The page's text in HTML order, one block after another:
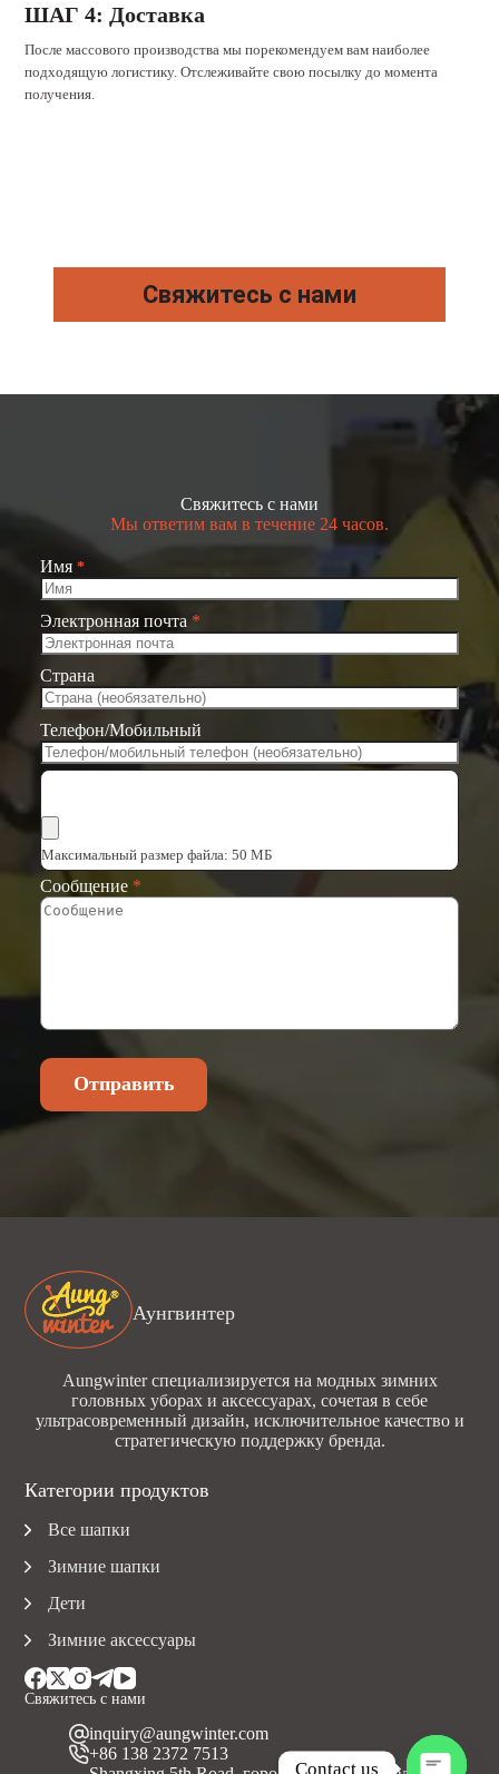
ШАГ 4: Доставка
После массового производства мы порекомендуем вам наиболее
подходящую логистику. Отслеживайте свою посылку до момента
получения.
Свяжитесь с нами
Свяжитесь с нами
Мы ответим вам в течение 24 часов.
Имя *
Электронная почта *
Страна
Телефон/Мобильный
Максимальный размер файла: 50 МБ
Сообщение *
Отправить
Аунгвинтер
Aungwinter специализируется на модных зимних
головных уборах и аксессуарах, сочетая в себе
ультрасовременный дизайн, исключительное качество и
стратегическую поддержку бренда.
Свяжитесь с нами
inquiry@aungwinter.com
+86 138 2372 7513
Категории продуктов
Все шапки
Зимние шапки
Дети
Зимние аксессуары
Contact us